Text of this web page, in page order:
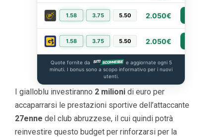
1.58 3.75 5.50 2.050€
1.58 3.75 5.50 2.050€
Quote fornite da
e aggiornate ogni 5
minuti. I bonus sono a scopo informativo per i nuovi
utenti.
I gialloblu investiranno 2 milioni di euro per
accaparrarsi le prestazioni sportive dell’attaccante
27enne del club abruzzese, il cui quindi potrà
reinvestire questo budget per rinforzarsi per la